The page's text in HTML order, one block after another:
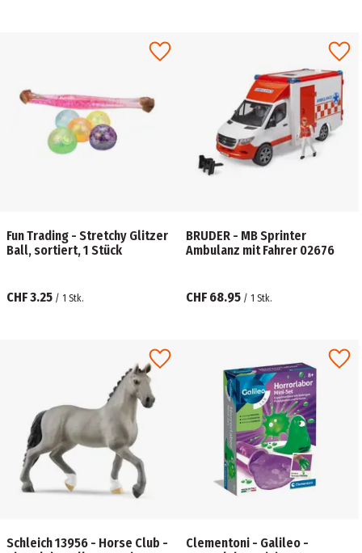
Fun Trading - Stretchy Glitzer
Ball, sortiert, 1 Stück
CHF 3.25 / 1 Stk.
BRUDER - MB Sprinter
Ambulanz mit Fahrer 02676
CHF 68.95 / 1 Stk.
Schleich 13956 - Horse Club -
Clementoni - Galileo -